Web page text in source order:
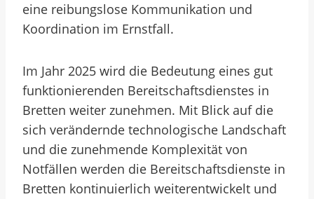
eine reibungslose Kommunikation und
Koordination im Ernstfall.
Im Jahr 2025 wird die Bedeutung eines gut
funktionierenden Bereitschaftsdienstes in
Bretten weiter zunehmen. Mit Blick auf die
sich verändernde technologische Landschaft
und die zunehmende Komplexität von
Notfällen werden die Bereitschaftsdienste in
Bretten kontinuierlich weiterentwickelt und